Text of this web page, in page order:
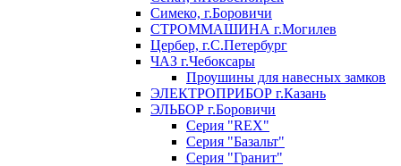
Симеко, г.Боровичи
СТРОММАШИНА г.Могилев
Цербер, г.С.Петербург
ЧАЗ г.Чебоксары
Проушины для навесных замков
ЭЛЕКТРОПРИБОР г.Казань
ЭЛЬБОР г.Боровичи
Серия "REX"
Серия "Базальт"
Серия "Гранит"